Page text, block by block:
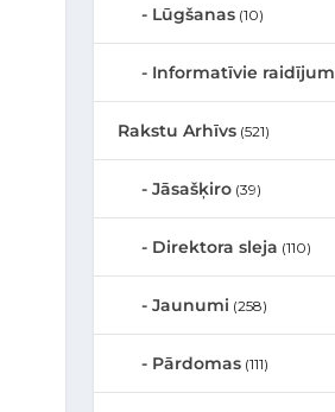
Lūgšanas (10)
Informatīvie
Rakstu Arhīvs (521)
Jāsašķiro (39)
Direktora sleja (110)
Jaunumi (258)
Pārdomas (111)